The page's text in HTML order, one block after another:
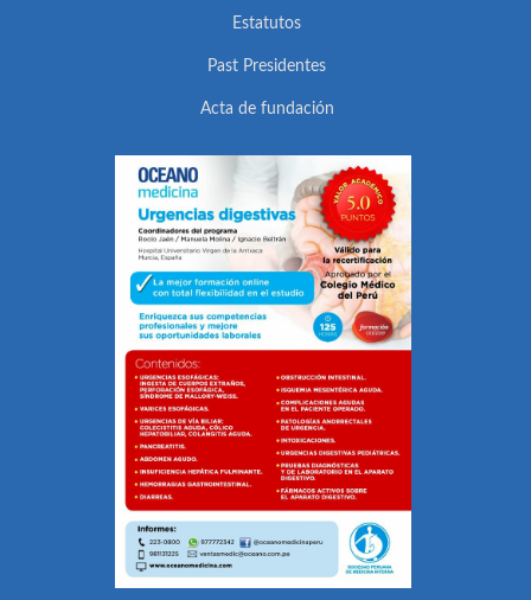
Estatutos
Past Presidentes
Acta de fundación